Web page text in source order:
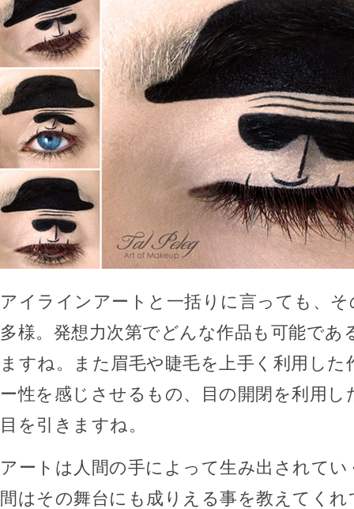
アイラインアートと一括りに言っても、そ
多様。発想力次第でどんな作品も可能であ
ますね。また眉毛や睫毛を上手く利用した
ー性を感じさせるもの、目の開閉を利用
目を引きますね。
アートは人間の手によって生み出されて
間はその舞台にも成りえる事を教えてく